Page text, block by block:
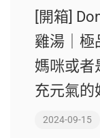
[開箱]
雞湯｜極
媽咪或者
充元氣的
2024-09-15